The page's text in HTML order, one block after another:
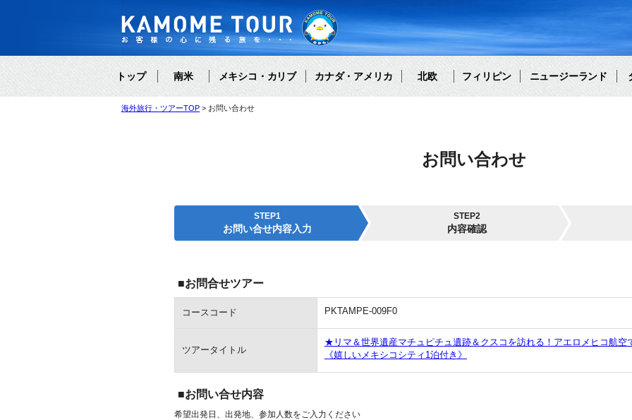
トップ 南米 メキシコ・カリブ カナダ・アメリカ 北欧 フィリピン ニュージーランド
海外旅行・ツアーTOP お問い合わせ
お問い合わせ
STEP1
お問い合せ内容入力
STEP2
内容確認
■お問合せツアー
コースコード PKTAMPE-009F0
ツアータイトル
★リマ＆世界遺産マチュピチュ遺跡＆クスコを訪れる！アエロメヒコ航空
《嬉しいメキシコシティ1泊付き》
■お問い合せ内容
希望出発日、出発地、参加人数をご入力ください